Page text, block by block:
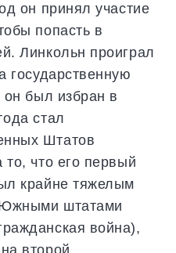
он принял участие
попасть в
Линкольн проиграл
государственную
он был избран в
стал
Штатов
что его первый
крайне тяжелым
штатами
война),
второй